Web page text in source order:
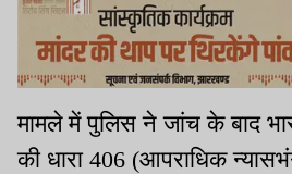
मामले में पुलिस ने जांच के बाद
की धारा 406 (आपराधिक